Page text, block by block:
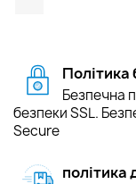
Політика
Безпечна
безпеки SSL.
Secure
політика